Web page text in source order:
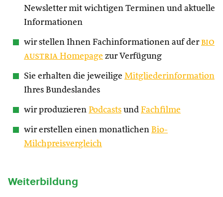
Newsletter mit wichtigen Terminen und aktuelle
Informationen
wir stellen Ihnen Fachinformationen auf der bio
austria Homepage zur Verfügung
Sie erhalten die jeweilige Mitgliederinformation
Ihres Bundeslandes
wir produzieren Podcasts und Fachfilme
wir erstellen einen monatlichen Bio-
Milchpreisvergleich
Weiterbildung